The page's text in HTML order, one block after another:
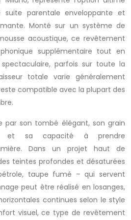
parentale enveloppante et
Monté sur un système de
acoustique, ce revêtement
supplémentaire tout en
parfois sur toute la
totale varie généralement
compatible avec la plupart des
par son tombé élégant, son grain
et sa capacité à prendre
Dans un projet haut de
teintes profondes et désaturées
taupe fumé – qui servent
peut être réalisé en losanges,
continues selon le style
visuel, ce type de revêtement